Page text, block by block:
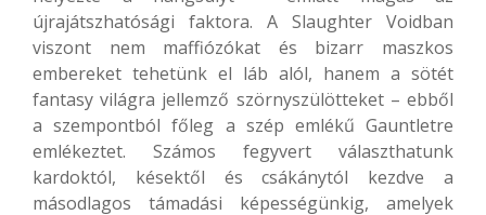
újrajátszhatósági faktora. A Slaughter Voidban
viszont nem maffiózókat és bizarr maszkos
embereket tehetünk el láb alól, hanem a sötét
fantasy világra jellemző szörnyszülötteket – ebből
a szempontból főleg a szép emlékű Gauntletre
emlékeztet. Számos fegyvert választhatunk
kardoktól, késektől és csákánytól kezdve a
másodlagos támadási képességünkig, amelyek